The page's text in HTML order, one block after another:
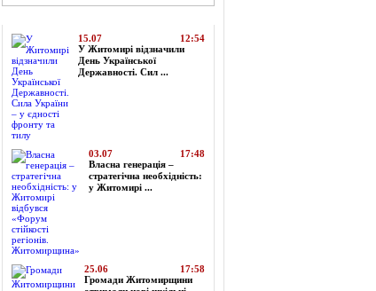
15.07
12:54
У Житомирі відзначили
День Української
Державності. Сил ...
03.07
17:48
Власна генерація –
стратегічна необхідність:
у Житомирі ...
25.06
17:58
Громади Житомирщини